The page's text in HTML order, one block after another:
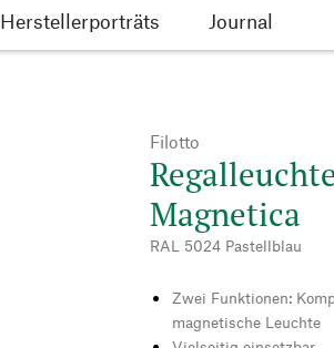
Herstellerporträts Journal
Filotto
Magnetica
RAL 5024 Pastellblau
Zwei Funktionen:
magnetische Leuchte